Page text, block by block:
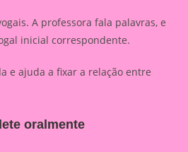
A professora fala palavras, e
inicial correspondente.
e ajuda a fixar a relação entre
oralmente